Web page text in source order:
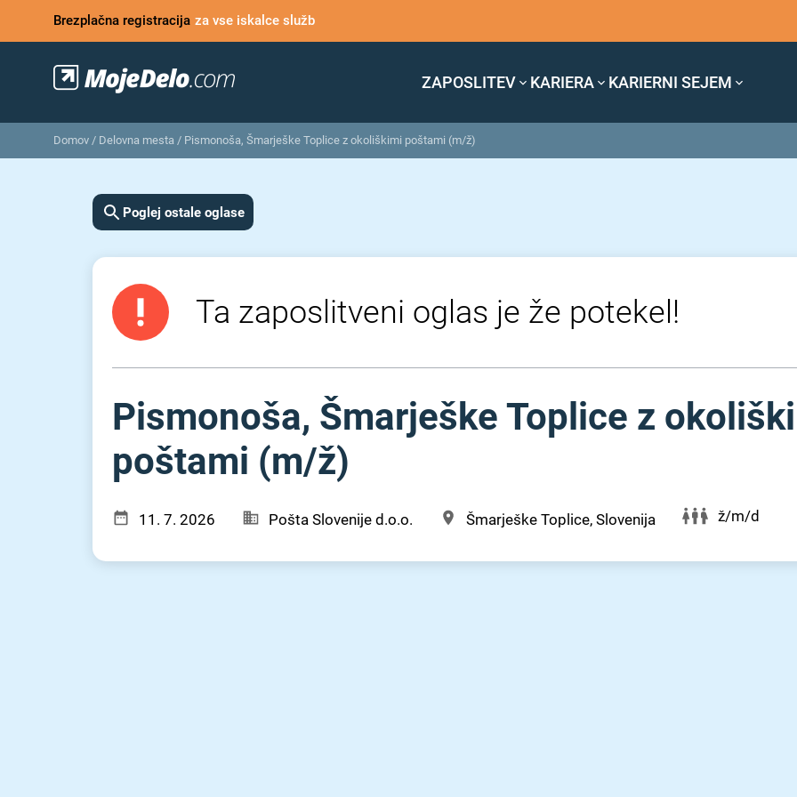
Brezplačna registracija za vse iskalce služb
ZAPOSLITEV KARIERA KARIERNI SEJEM
Domov / Delovna mesta / Pismonoša, Šmarješke Toplice z okoliškimi poštami (m/ž)
Poglej ostale oglase
Ta zaposlitveni oglas je že potekel!
Pismonoša, Šmarješke Toplice z
poštami (m⁠/⁠ž)
11. 7. 2026 Pošta Slovenije d.o.o. Šmarješke Toplice, Slovenija ž/m/d